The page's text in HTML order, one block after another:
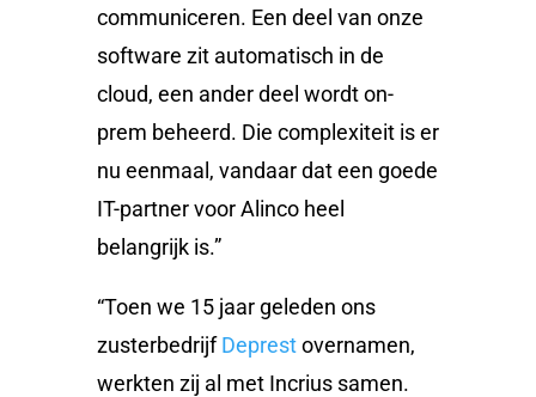
communiceren. Een deel van onze
software zit automatisch in de
cloud, een ander deel wordt on-
prem beheerd. Die complexiteit is er
nu eenmaal, vandaar dat een goede
IT-partner voor Alinco heel
belangrijk is.”
“Toen we 15 jaar geleden ons
zusterbedrijfDeprestovernamen,
werkten zij al met Incrius samen.